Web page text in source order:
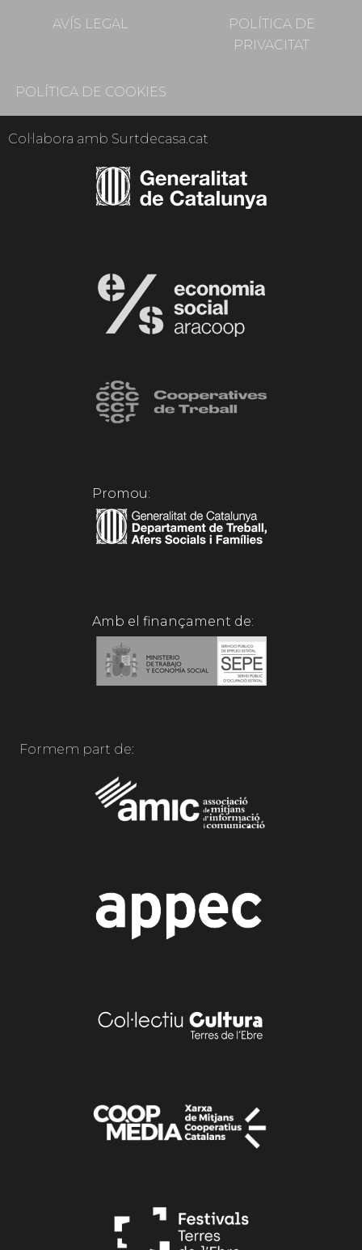
AVÍS LEGAL
POLÍTICA DE
PRIVACITAT
POLÍTICA DE COOKIES
Col·labora amb Surtdecasa.cat
Promou:
Amb el finançament de:
Formem part de: